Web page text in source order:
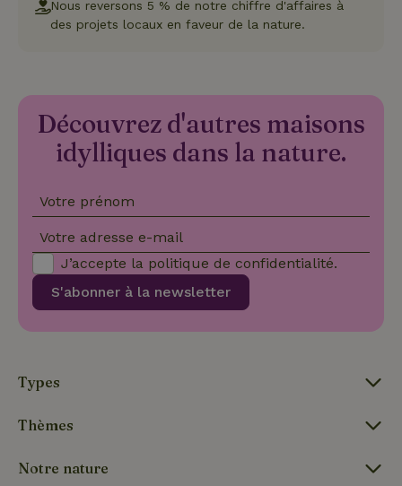
Nous reversons 5 % de notre chiffre d'affaires à
des projets locaux en faveur de la nature.
Découvrez d'autres maisons
idylliques dans la nature.
Votre prénom
Votre adresse e-mail
S'abonner à la newsletter
J’accepte la politique de confidentialité.
Types
Thèmes
Notre nature
des utilisateurs et la gestion des comptes. Le site Web ne
peut pas être utilisé correctement sans les cookies
.youtube.com
semaines
Ce
ce